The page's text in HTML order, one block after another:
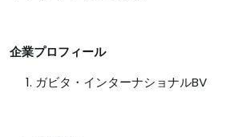
企業プロフィール
ガビタ・インターナショナルBV